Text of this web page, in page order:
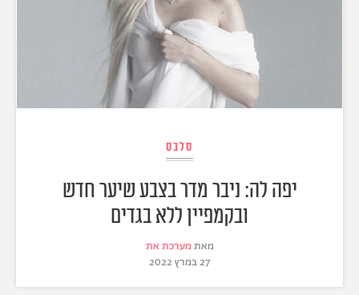
סלבס
יפה לה: ניבר מדר בצבע שיער חדש
ובקמפיין ללא בגדים
מאת מערכת את
27 במרץ 2022